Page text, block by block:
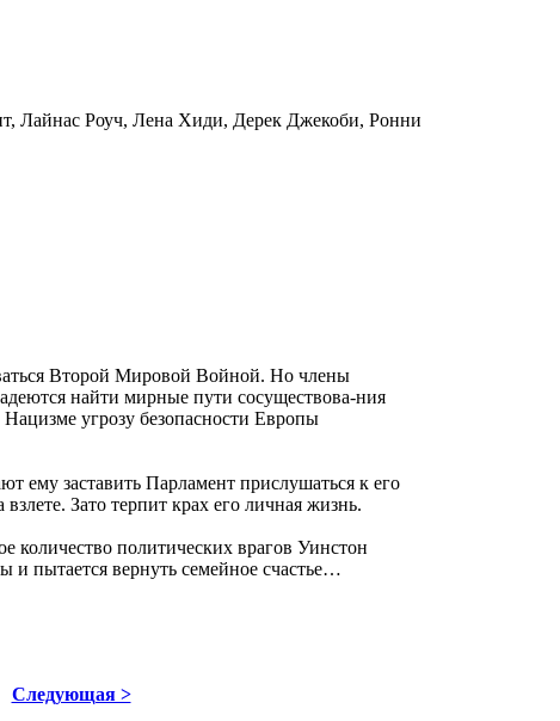
Лайнас Роуч, Лена Хиди, Дерек Джекоби, Ронни
Второй Мировой Войной. Но члены
найти мирные пути сосуществова-ния
угрозу безопасности Европы
ему заставить Парламент прислушаться к его
Зато терпит крах его личная жизнь.
количество политических врагов Уинстон
и пытается вернуть семейное счастье…
Следующая >